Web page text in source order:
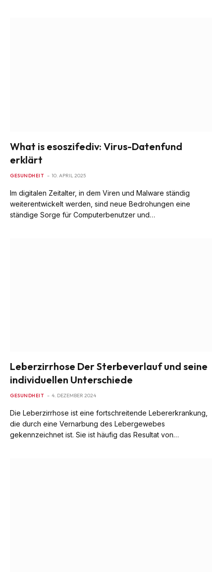
What is esoszifediv: Virus-Datenfund
erklärt
GESUNDHEIT 10. APRIL 2025
Im digitalen Zeitalter, in dem Viren und Malware ständig
weiterentwickelt werden, sind neue Bedrohungen eine
ständige Sorge für Computerbenutzer und…
Leberzirrhose Der Sterbeverlauf und seine
individuellen Unterschiede
GESUNDHEIT 4. DEZEMBER 2024
Die Leberzirrhose ist eine fortschreitende Lebererkrankung,
die durch eine Vernarbung des Lebergewebes
gekennzeichnet ist. Sie ist häufig das Resultat von…